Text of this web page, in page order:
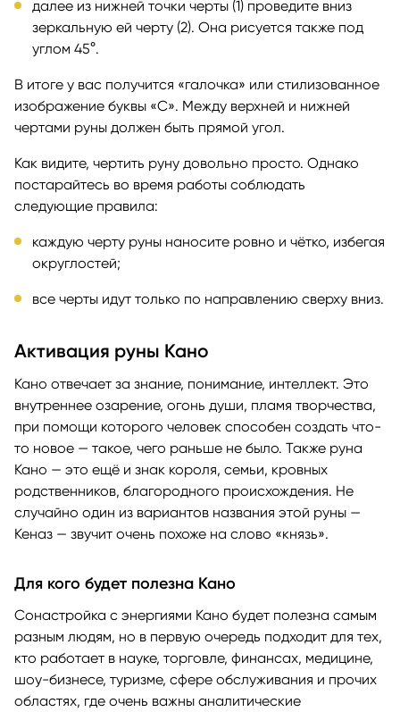
далее из нижней точки черты (1) проведите вниз
зеркальную ей черту (2). Она рисуется также под
углом 45°.
В итоге у вас получится «галочка» или стилизованное
изображение буквы «C». Между верхней и нижней
чертами руны должен быть прямой угол.
Как видите, чертить руну довольно просто. Однако
постарайтесь во время работы соблюдать
следующие правила:
каждую черту руны наносите ровно и чётко, избегая
округлостей;
все черты идут только по направлению сверху вниз.
Активация руны Кано
Кано отвечает за знание, понимание, интеллект. Это
внутреннее озарение, огонь души, пламя творчества,
при помощи которого человек способен создать что-
то новое — такое, чего раньше не было. Также руна
Кано — это ещё и знак короля, семьи, кровных
родственников, благородного происхождения. Не
случайно один из вариантов названия этой руны —
Кеназ — звучит очень похоже на слово «князь».
Для кого будет полезна Кано
Сонастройка с энергиями Кано будет полезна самым
разным людям, но в первую очередь подходит для тех,
кто работает в науке, торговле, финансах, медицине,
шоу-бизнесе, туризме, сфере обслуживания и прочих
областях, где очень важны аналитические